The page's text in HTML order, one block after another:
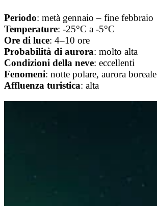
Periodo: metà gennaio – fine febbraio
Temperature: -25°C a -5°C
Ore di luce: 4–10 ore
Probabilità di aurora: molto alta
Condizioni della neve: eccellenti
Fenomeni: notte polare, aurora boreale
Affluenza turistica: alta